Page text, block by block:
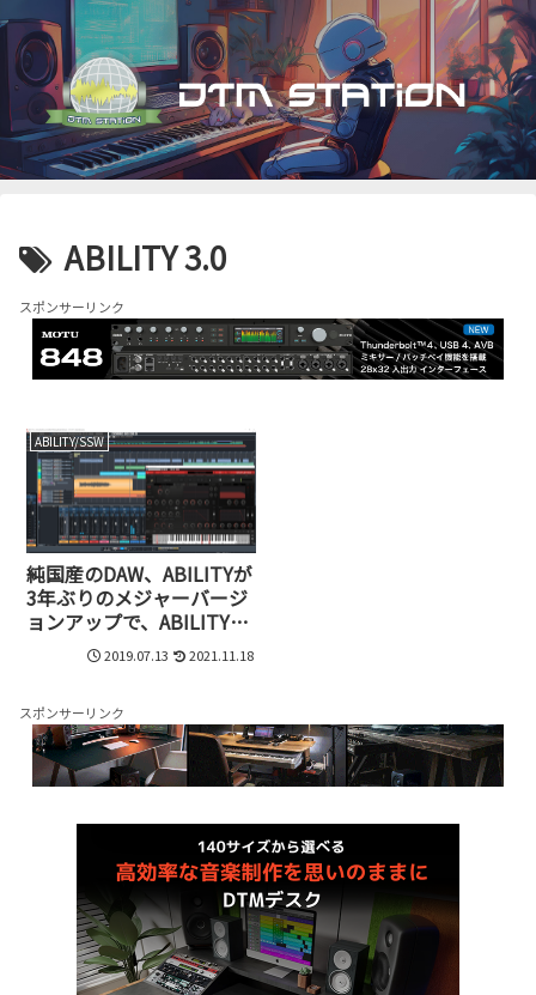
ABILITY 3.0
スポンサーリンク
ABILITY/SSW
純国産のDAW、ABILITYが
3年ぶりのメジャーバージ
ョンアップで、ABILITY
3.0に。70以上の機能を強
化し発売開始
2019.07.13 2021.11.18
スポンサーリンク